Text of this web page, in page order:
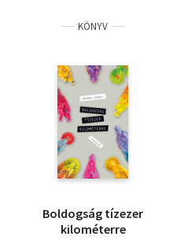
KÖNYV
Boldogság tízezer
kilométerre